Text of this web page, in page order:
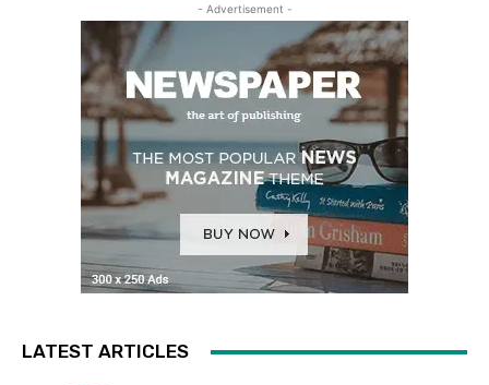
- Advertisement -
LATEST ARTICLES